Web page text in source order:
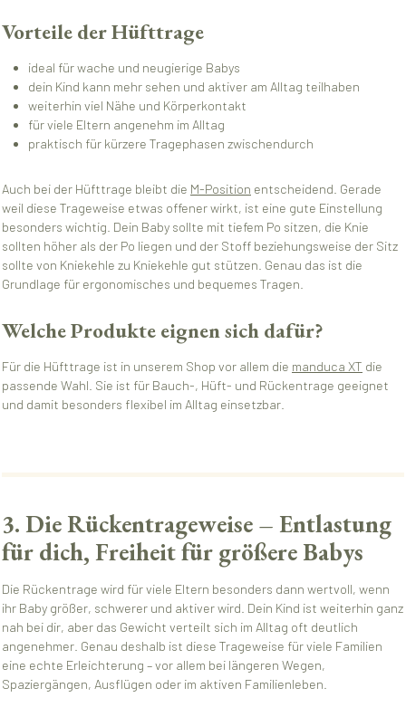
Vorteile der Hüfttrage
ideal für wache und neugierige Babys
dein Kind kann mehr sehen und aktiver am Alltag teilhaben
weiterhin viel Nähe und Körperkontakt
für viele Eltern angenehm im Alltag
praktisch für kürzere Tragephasen zwischendurch
Auch bei der Hüfttrage bleibt die M-Position entscheidend. Gerade
weil diese Trageweise etwas offener wirkt, ist eine gute Einstellung
besonders wichtig. Dein Baby sollte mit tiefem Po sitzen, die Knie
sollten höher als der Po liegen und der Stoff beziehungsweise der Sitz
sollte von Kniekehle zu Kniekehle gut stützen. Genau das ist die
Grundlage für ergonomisches und bequemes Tragen.
Welche Produkte eignen sich dafür?
Für die Hüfttrage ist in unserem Shop vor allem die manduca XT die
passende Wahl. Sie ist für Bauch-, Hüft- und Rückentrage geeignet
und damit besonders flexibel im Alltag einsetzbar.
3. Die Rückentrageweise – Entlastung
für dich, Freiheit für größere Babys
Die Rückentrage wird für viele Eltern besonders dann wertvoll, wenn
ihr Baby größer, schwerer und aktiver wird. Dein Kind ist weiterhin ganz
nah bei dir, aber das Gewicht verteilt sich im Alltag oft deutlich
angenehmer. Genau deshalb ist diese Trageweise für viele Familien
eine echte Erleichterung – vor allem bei längeren Wegen,
Spaziergängen, Ausflügen oder im aktiven Familienleben.